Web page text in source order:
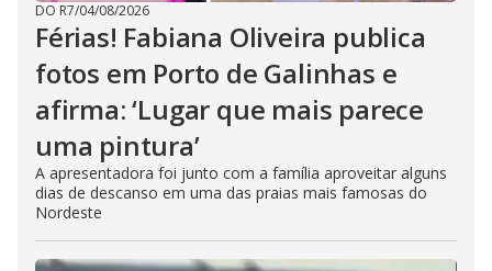
DO R7/04/08/2026
Férias! Fabiana Oliveira publica
fotos em Porto de Galinhas e
afirma: ‘Lugar que mais parece
uma pintura’
A apresentadora foi junto com a família aproveitar alguns
dias de descanso em uma das praias mais famosas do
Nordeste